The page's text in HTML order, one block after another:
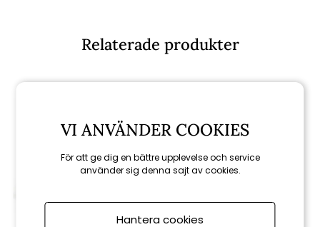
Relaterade produkter
VI ANVÄNDER COOKIES
För att ge dig en bättre upplevelse och service
använder sig denna sajt av cookies.
Hantera cookies